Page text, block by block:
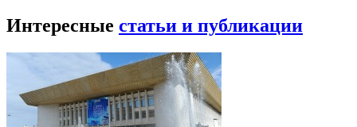
Интересные статьи и публикации